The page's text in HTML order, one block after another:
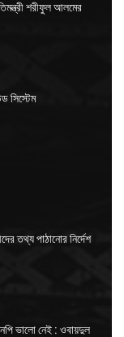
শরীফুল আলমের
সিস্টেম
তথ্য পাঠানোর নির্দেশ
ভালো নেই : ওবায়দুল